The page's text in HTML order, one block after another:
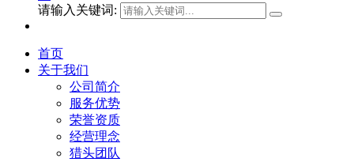
请输入关键词:
首页
关于我们
公司简介
服务优势
荣誉资质
经营理念
猎头团队